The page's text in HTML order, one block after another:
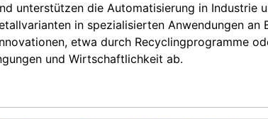
unterstützen die Automatisierung in Industrie
in spezialisierten Anwendungen an
etwa durch Recyclingprogramme
und Wirtschaftlichkeit ab.